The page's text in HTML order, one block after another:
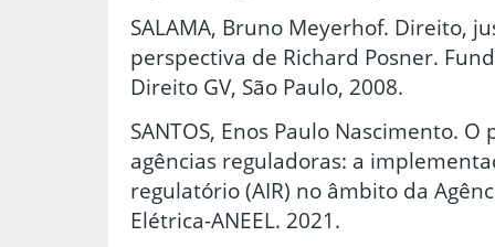
SALAMA, Bruno Meyerhof. Direito,
perspectiva de Richard Posner.
Direito GV, São Paulo, 2008.
SANTOS, Enos Paulo Nascimento.
agências reguladoras: a
regulatório (AIR) no âmbito da
Elétrica-ANEEL. 2021.